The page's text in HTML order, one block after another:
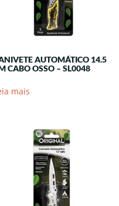
AUTOMÁTICO 14.5
CABO OSSO – SL0048
mais